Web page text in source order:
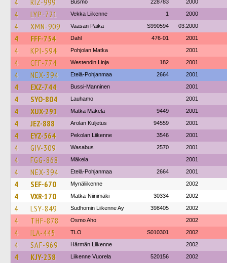
4 RIZ-999 Busmo 228783 2000
4 LYP-721 Vekka Liikenne 1 2000
4 XMN-909 Vaasan Paika S990594 03.2000
4 FFF-754 Dahl 476-01 2001
4 KPI-594 Pohjolan Matka 2001
4 CFF-774 Westendin Linja 182 2001
4 NEX-394 Etelä-Pohjanmaa 2664 2001
4 EXZ-744 Bussi-Manninen 2001
4 SYO-804 Lauhamo 2001
4 XUX-291 Matka Mäkelä 9449 2001
4 JEZ-888 Arolan Kuljetus 94559 2001
4 EYZ-564 Pekolan Liikenne 3546 2001
4 GIV-309 Wasabus 2570 2001
4 FGG-868 Mäkela 2001
4 NEX-394 Etelä-Pohjanmaa 2664 2001
4 SEF-670 Mynäliikenne 2002
4 VXR-170 Matka-Niinimäki 30334 2002
4 LSY-849 Sudhomin Liikenne Ay 398405 2002
4 THF-878 Osmo Aho 2002
4 ILA-445 TLO S010301 2002
4 SAF-969 Härmän Liikenne 2002
4 KJY-238 Liikenne Vuorela 520156 2002